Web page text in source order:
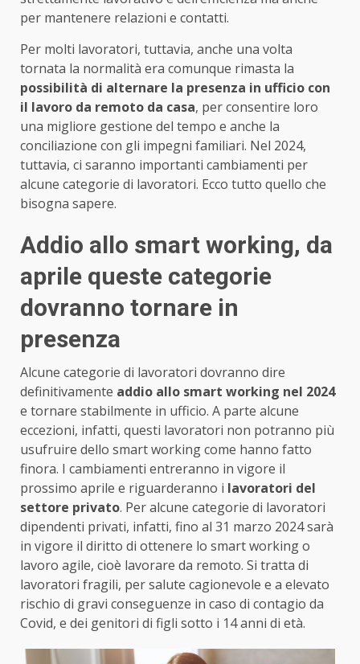
per mantenere relazioni e contatti.
Per molti lavoratori, tuttavia, anche una volta
tornata la normalità era comunque rimasta la
possibilità di alternare la presenza in ufficio con
il lavoro da remoto da casa, per consentire loro
una migliore gestione del tempo e anche la
conciliazione con gli impegni familiari. Nel 2024,
tuttavia, ci saranno importanti cambiamenti per
alcune categorie di lavoratori. Ecco tutto quello che
bisogna sapere.
Addio allo smart working, da
aprile queste categorie
dovranno tornare in
presenza
Alcune categorie di lavoratori dovranno dire
definitivamente addio allo smart working nel 2024
e tornare stabilmente in ufficio. A parte alcune
eccezioni, infatti, questi lavoratori non potranno più
usufruire dello smart working come hanno fatto
finora. I cambiamenti entreranno in vigore il
prossimo aprile e riguarderanno i lavoratori del
settore privato. Per alcune categorie di lavoratori
dipendenti privati, infatti, fino al 31 marzo 2024 sarà
in vigore il diritto di ottenere lo smart working o
lavoro agile, cioè lavorare da remoto. Si tratta di
lavoratori fragili, per salute cagionevole e a elevato
rischio di gravi conseguenze in caso di contagio da
Covid, e dei genitori di figli sotto i 14 anni di età.